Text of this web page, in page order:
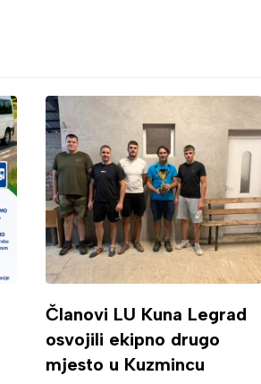
Članovi LU Kuna Legrad
osvojili ekipno drugo
mjesto u Kuzmincu